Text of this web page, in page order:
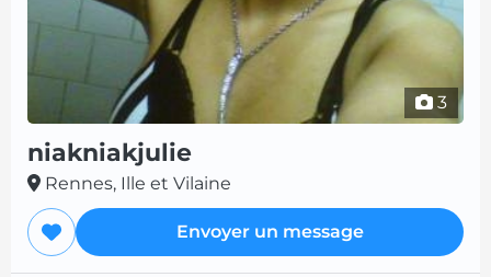
3
niakniakjulie
Rennes, Ille et Vilaine
Envoyer un message